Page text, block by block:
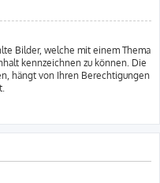
Bilder, welche mit einem Thema
kennzeichnen zu können. Die
hängt von Ihren Berechtigungen